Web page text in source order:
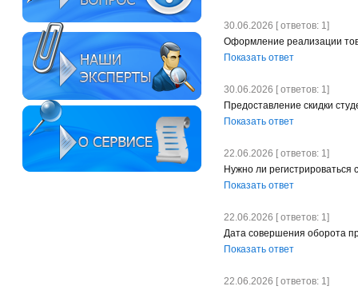
30.06.2026 [ ответов: 1]
Оформление реализации
Показать ответ
30.06.2026 [ ответов: 1]
Предоставление скидки
Показать ответ
22.06.2026 [ ответов: 1]
Нужно ли
Показать ответ
22.06.2026 [ ответов: 1]
Дата совершения оборота
Показать ответ
22.06.2026 [ ответов: 1]